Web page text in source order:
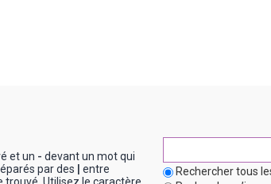
et un - devant un mot qui
par des
entre
Rechercher tous